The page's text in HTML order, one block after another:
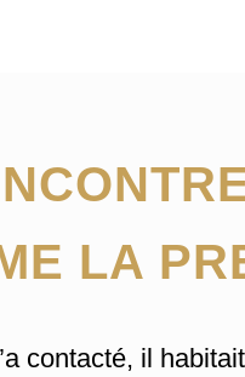
LA
contacté, il